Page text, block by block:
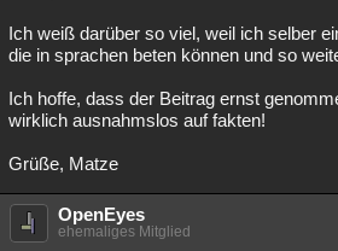
Ich weiß darüber so viel, weil ich selber
die in sprachen beten können und so
Ich hoffe, dass der Beitrag ernst
wirklich ausnahmslos auf fakten!
Grüße, Matze
OpenEyes
ehemaliges Mitglied